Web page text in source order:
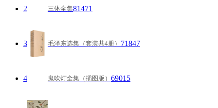
2 三体全集81471
3 毛泽东选集（套装共4册） 71847
4 鬼吹灯全集（插图版） 69015